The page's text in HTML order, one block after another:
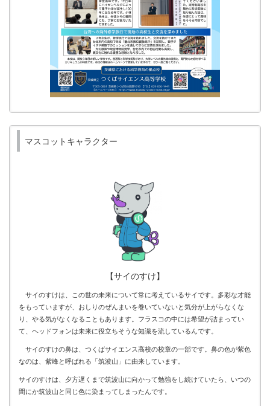
マスコットキャラクター
【サイのすけ】
サイのすけは、この世の未来について常に考えているサイです。多彩な才能
をもっていますが、おしりのぜんまいを巻いていないと気分が上がらなくな
り、やる気がなくなることもあります。フラスコの中には希望が詰まってい
て、ヘッドフォンは未来に役立ちそうな知識を流しているんです。
サイのすけの鼻は、つくばサイエンス高校の校章の一部です。鼻の色が紫色
なのは、紫峰と呼ばれる「筑波山」に由来しています。
サイのすけは、夕方遅くまで筑波山に向かって勉強をし続けていたら、いつの
間にか筑波山と同じ色に染まってしまったんです。